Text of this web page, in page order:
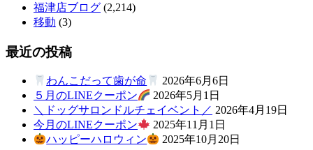
福津店ブログ (2,214)
移動 (3)
最近の投稿
わんこだって歯が命
2026年6月6日
５月のLINEクーポン
2026年5月1日
＼ドッグサロンドルチェイベント／ 2026年4月19日
今月のLINEクーポン
2025年11月1日
ハッピーハロウィン
2025年10月20日